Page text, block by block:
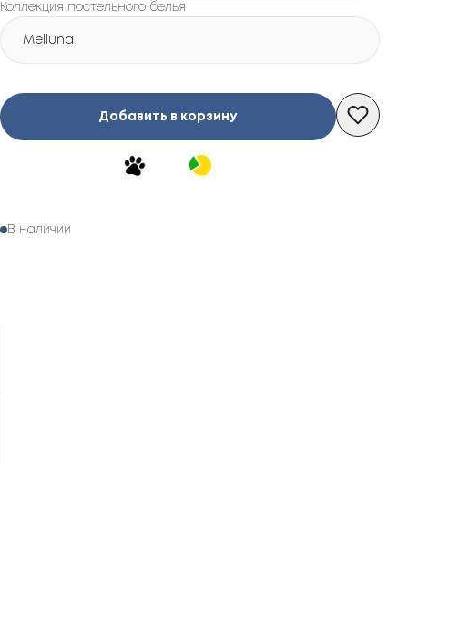
Коллекция постельного белья
Melluna
Добавить в корзину
В наличии